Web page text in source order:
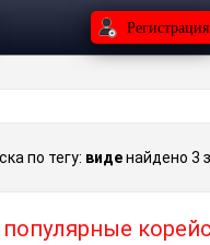
Регистрация
по тегу: виденайдено 3